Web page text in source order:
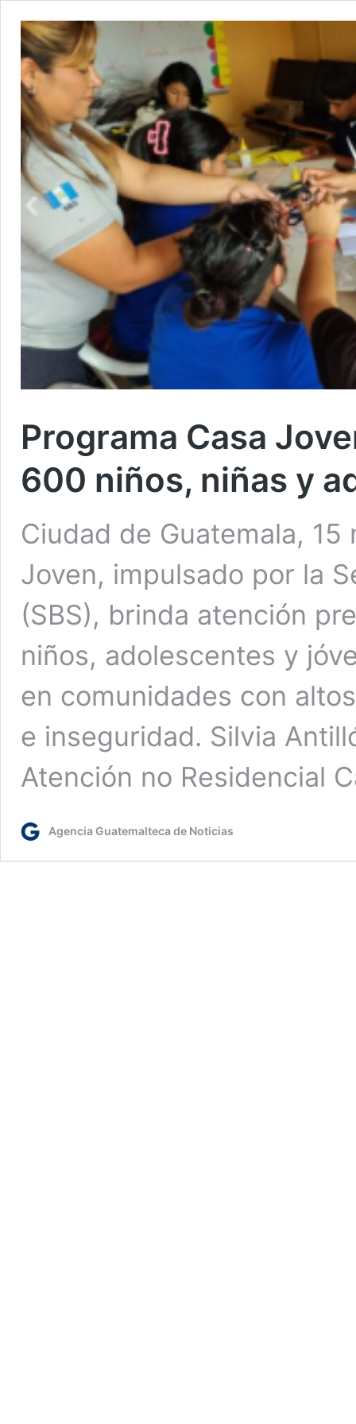
Programa Casa
600 niños, niñas y
Ciudad de Guatemala, 15
Joven, impulsado por la
(SBS), brinda atención
niños, adolescentes y
en comunidades con
e inseguridad. Silvia
Atención no Residencial
Agencia Guatemalteca de Noticias